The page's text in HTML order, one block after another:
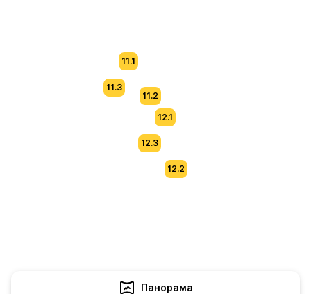
11.3
11.1
11.2
12.1
12.2
12.3
Панорама